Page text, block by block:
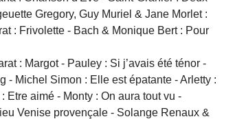
Gregory, Guy Muriel & Jane Morlet :
: Frivolette - Bach & Monique Bert : Pour
: Margot - Pauley : Si j’avais été ténor -
- Michel Simon : Elle est épatante - Arletty :
aimé - Monty : On aura tout vu -
Venise provençale - Solange Renaux &